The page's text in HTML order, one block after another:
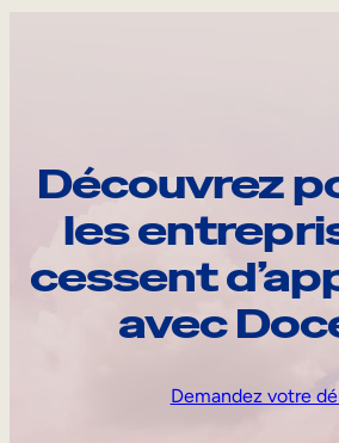
Découvrez
les
cessent
avec
Demandez votre